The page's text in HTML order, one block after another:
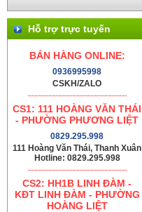
Hỗ trợ trực tuyến
BÁN HÀNG ONLINE:
0936995998
CSKH/ZALO
CS1: 111 HOÀNG VĂN THÁI
- PHƯỜNG PHƯƠNG LIỆT
0829.295.998
111 Hoàng Văn Thái, Thanh Xuân
Hotline: 0829.295.998
CS2: HH1B LINH ĐÀM -
KĐT LINH ĐÀM - PHƯỜNG
HOÀNG LIỆT